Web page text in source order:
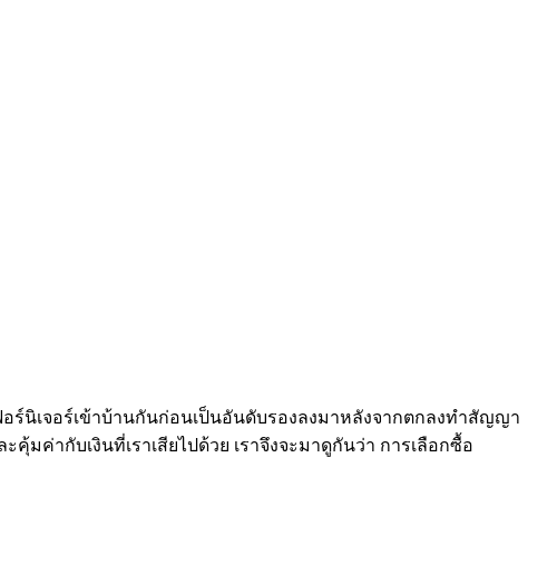
นิเจอร์เข้าบ้านกันก่อนเป็นอันดับรองลงมาหลังจากตกลงทำสัญญา
มค่ากับเงินที่เราเสียไปด้วย เราจึงจะมาดูกันว่า การเลือกซื้อ